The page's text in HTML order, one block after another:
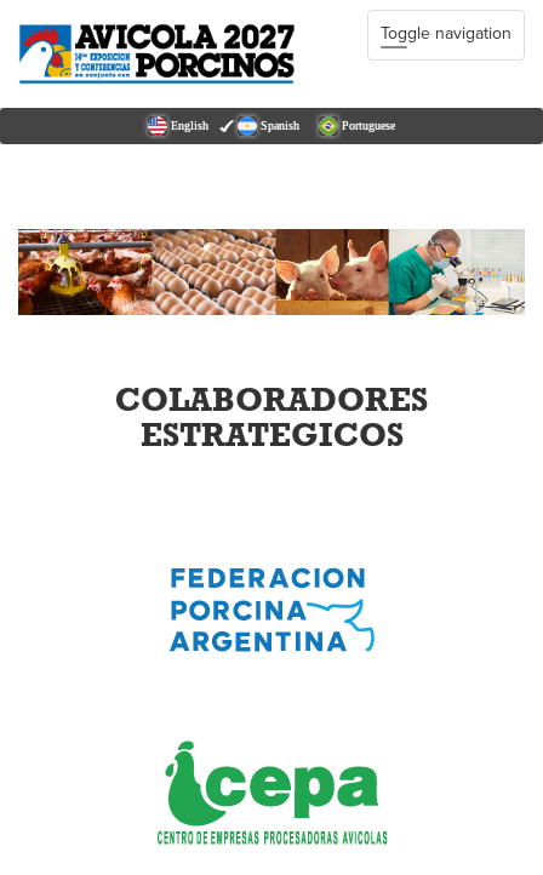
Toggle navigation
English Spanish Portuguese
COLABORADORES
ESTRATEGICOS